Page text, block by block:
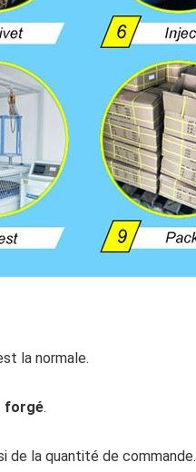
la normale.
forgé.
de la quantité de commande.